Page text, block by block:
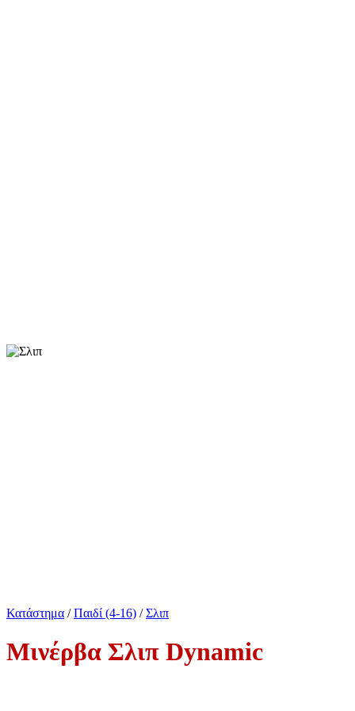
Κατάστημα / Παιδί (4-16) / Σλιπ
Μινέρβα Σλιπ Dynamic